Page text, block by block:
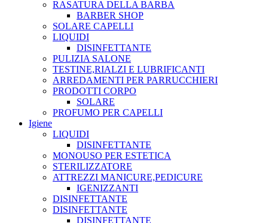
RASATURA DELLA BARBA
BARBER SHOP
SOLARE CAPELLI
LIQUIDI
DISINFETTANTE
PULIZIA SALONE
TESTINE,RIALZI E LUBRIFICANTI
ARREDAMENTI PER PARRUCCHIERI
PRODOTTI CORPO
SOLARE
PROFUMO PER CAPELLI
Igiene
LIQUIDI
DISINFETTANTE
MONOUSO PER ESTETICA
STERILIZZATORE
ATTREZZI MANICURE,PEDICURE
IGENIZZANTI
DISINFETTANTE
DISINFETTANTE
DISINFETTANTE